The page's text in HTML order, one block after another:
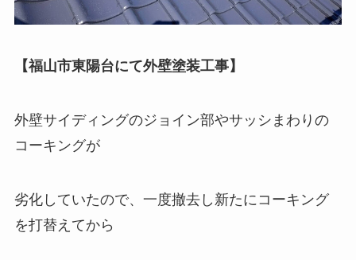
【福山市東陽台にて外壁塗装工事】
外壁サイディングのジョイン部やサッシまわりの
コーキングが
劣化していたので、一度撤去し新たにコーキング
を打替えてから